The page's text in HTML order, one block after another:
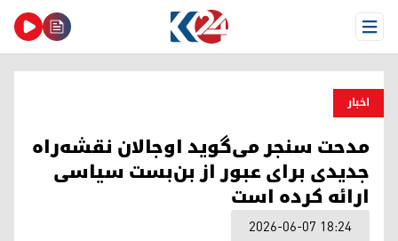
Open Menu
اخبار
مدحت سنجر می‌گوید اوجالان نقشه‌راه
جدیدی برای عبور از بن‌بست سیاسی
ارائه کرده است
2026-06-07 18:24